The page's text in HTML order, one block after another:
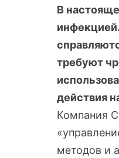
В
требуют
действия
Компания
методов и